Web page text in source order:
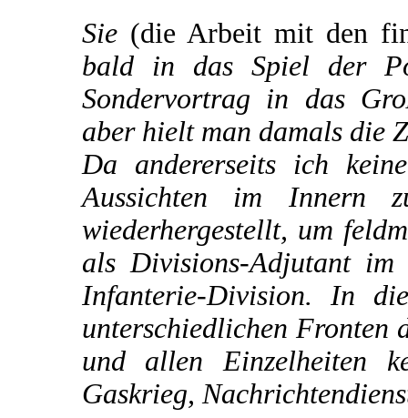
Sie (die Arbeit mit den
bald in das Spiel der
Sondervortrag in das
aber hielt man damals die
Da andererseits ich
Aussichten im Innern
wiederhergestellt, um
als Divisions-Adjutant im
Infanterie-Division. In
unterschiedlichen Fronten
und allen Einzelheiten
Gaskrieg,